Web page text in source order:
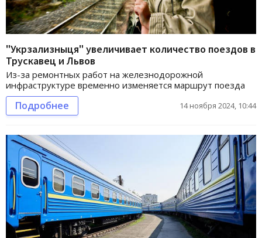
"Укрзализныця" увеличивает количество поездов в
Трускавец и Львов
Из-за ремонтных работ на железнодорожной
инфраструктуре временно изменяется маршрут поезда
Подробнее 14 ноября 2024, 10:44